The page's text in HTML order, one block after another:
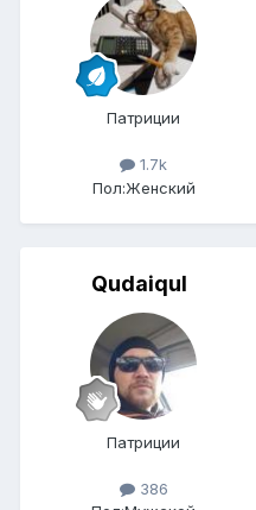
Патриции
1.7k
Пол:Женский
Qudaiqul
Патриции
386